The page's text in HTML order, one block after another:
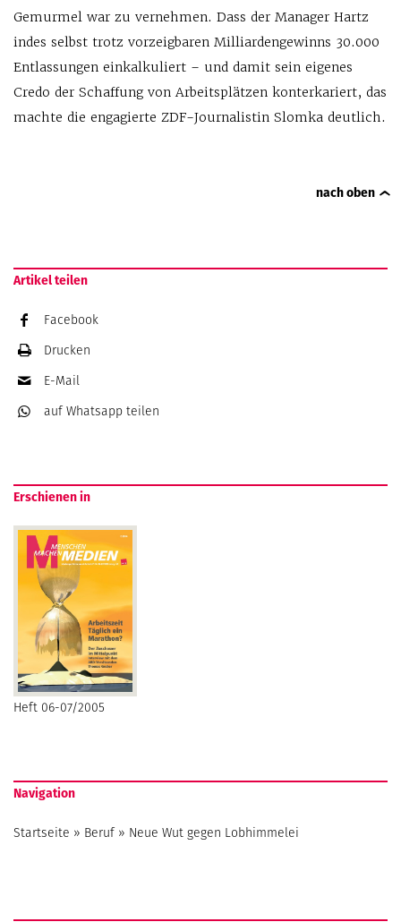
Gemurmel war zu vernehmen. Dass der Manager Hartz
indes selbst trotz vorzeigbaren Milliardengewinns 30.000
Entlassungen einkalkuliert – und damit sein eigenes
Credo der Schaffung von Arbeitsplätzen konterkariert, das
machte die engagierte ZDF-Journalistin Slomka deutlich.
nach oben
Artikel teilen
Facebook
Drucken
E-Mail
auf Whatsapp teilen
Erschienen in
Heft 06-07/2005
Navigation
Startseite » Beruf» Neue Wut gegen Lobhimmelei